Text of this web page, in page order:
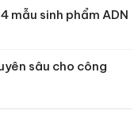
mẫu sinh phẩm ADN
sâu cho công